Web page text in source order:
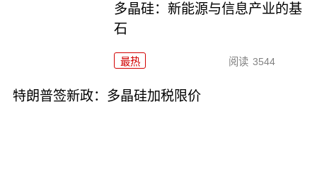
多晶硅：新能源与信息产业的基
石
最热 阅读 3544
特朗普签新政：多晶硅加税限价